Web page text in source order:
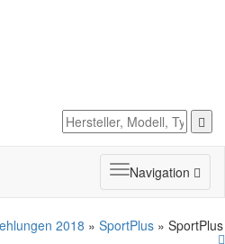
Toggle
navigation
Navigation
2018 » SportPlus » SportPlus